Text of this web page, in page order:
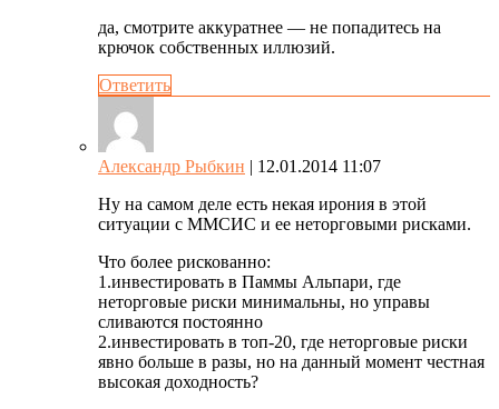
да, смотрите аккуратнее — не попадитесь на
крючок собственных иллюзий.
Ответить
Александр Рыбкин | 12.01.2014 11:07
Ну на самом деле есть некая ирония в этой
ситуации с ММСИС и ее неторговыми рисками.
Что более рискованно:
1.инвестировать в Паммы Альпари, где
неторговые риски минимальны, но управы
сливаются постоянно
2.инвестировать в топ-20, где неторговые риски
явно больше в разы, но на данный момент честная
высокая доходность?